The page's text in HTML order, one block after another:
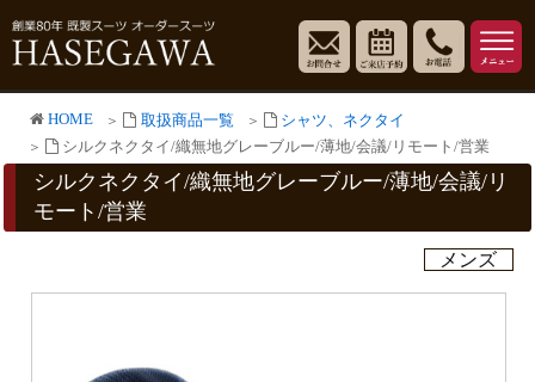
HOME 取扱商品一覧
シャツ、ネクタイ
シルクネクタイ/織無地グレーブルー/薄地/会議/リモート/営業
シルクネクタイ/織無地グレーブルー/薄地/会議/リ
モート/営業
メンズ